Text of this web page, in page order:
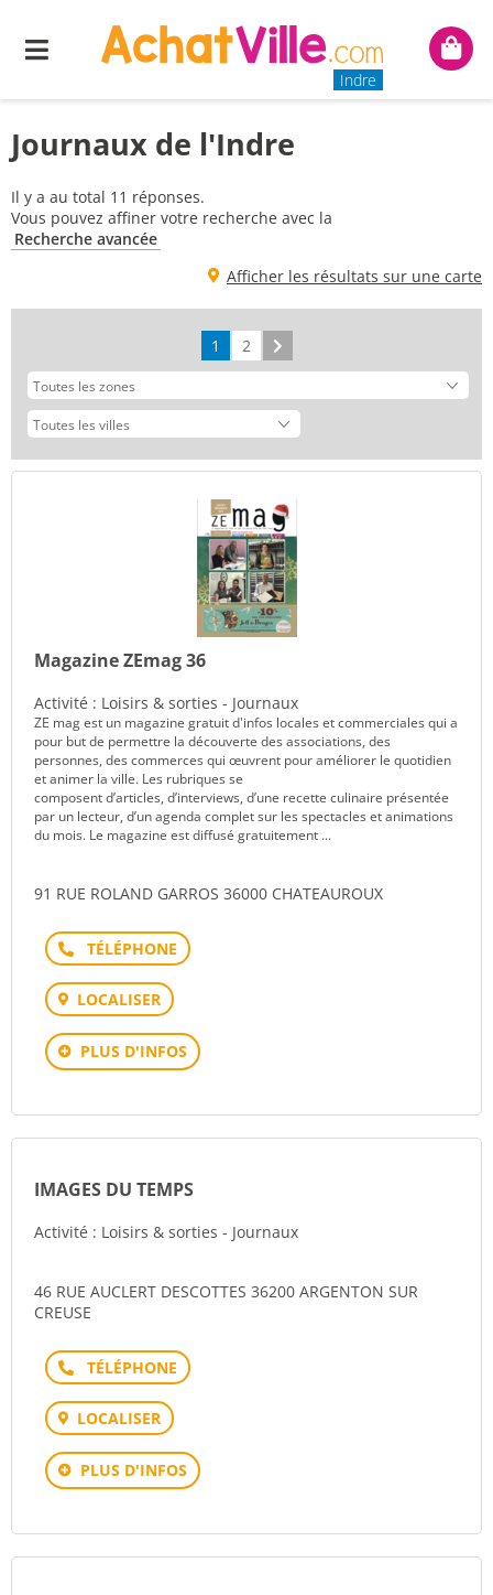
Menu
Indre
Mon
Journaux de l'Indre
Il y a au total 11 réponses.
Vous pouvez affiner votre recherche avec la
Recherche avancée
Afficher les résultats sur une carte
1 2
Magazine ZEmag 36
Activité : Loisirs & sorties - Journaux
ZE mag est un magazine gratuit d'infos locales et commerciales qui a
pour but de permettre la découverte des associations, des
personnes, des commerces qui œuvrent pour améliorer le quotidien
et animer la ville. Les rubriques se
composent d’articles, d’interviews, d’une recette culinaire présentée
par un lecteur, d’un agenda complet sur les spectacles et animations
du mois. Le magazine est diffusé gratuitement ...
91 RUE ROLAND GARROS 36000 CHATEAUROUX
Téléphone
LOCALISER
PLUS D'INFOS
IMAGES DU TEMPS
Activité : Loisirs & sorties - Journaux
46 RUE AUCLERT DESCOTTES 36200 ARGENTON SUR
CREUSE
Téléphone
LOCALISER
PLUS D'INFOS